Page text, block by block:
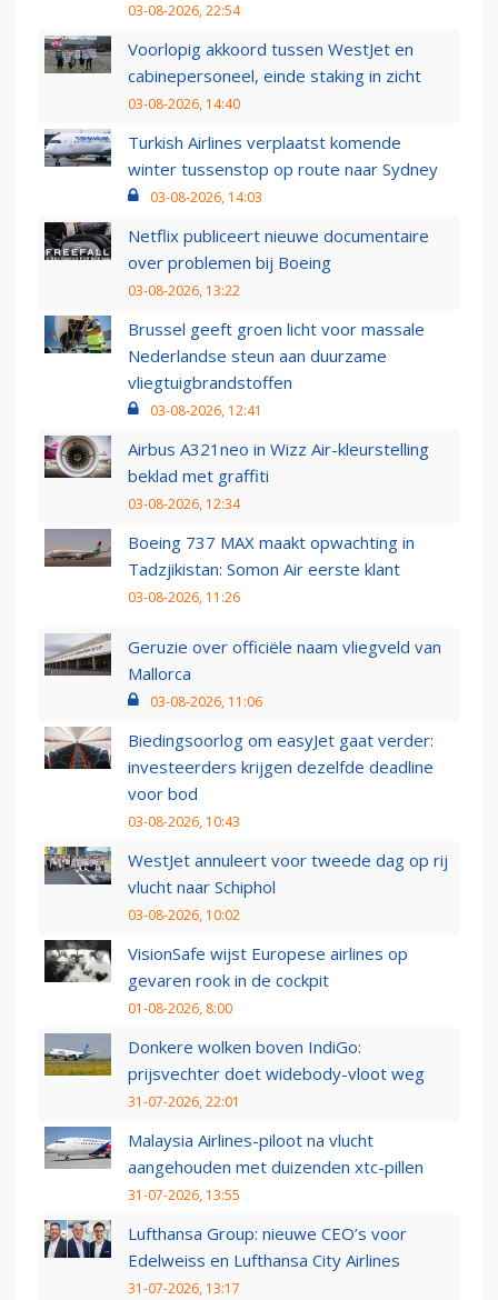
03-08-2026, 22:54
Voorlopig akkoord tussen WestJet en
cabinepersoneel, einde staking in zicht
03-08-2026, 14:40
Turkish Airlines verplaatst komende
winter tussenstop op route naar Sydney
03-08-2026, 14:03
Netflix publiceert nieuwe documentaire
over problemen bij Boeing
03-08-2026, 13:22
Brussel geeft groen licht voor massale
Nederlandse steun aan duurzame
vliegtuigbrandstoffen
03-08-2026, 12:41
Airbus A321neo in Wizz Air-kleurstelling
beklad met graffiti
03-08-2026, 12:34
Boeing 737 MAX maakt opwachting in
Tadzjikistan: Somon Air eerste klant
03-08-2026, 11:26
Geruzie over officiële naam vliegveld van
Mallorca
03-08-2026, 11:06
Biedingsoorlog om easyJet gaat verder:
investeerders krijgen dezelfde deadline
voor bod
03-08-2026, 10:43
WestJet annuleert voor tweede dag op rij
vlucht naar Schiphol
03-08-2026, 10:02
VisionSafe wijst Europese airlines op
gevaren rook in de cockpit
01-08-2026, 8:00
Donkere wolken boven IndiGo:
prijsvechter doet widebody-vloot weg
31-07-2026, 22:01
Malaysia Airlines-piloot na vlucht
aangehouden met duizenden xtc-pillen
31-07-2026, 13:55
Lufthansa Group: nieuwe CEO’s voor
Edelweiss en Lufthansa City Airlines
31-07-2026, 13:17